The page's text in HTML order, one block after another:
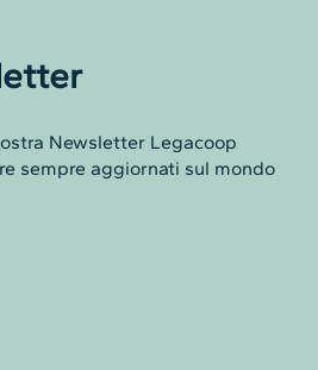
Newsletter Legacoop
sempre aggiornati sul mondo